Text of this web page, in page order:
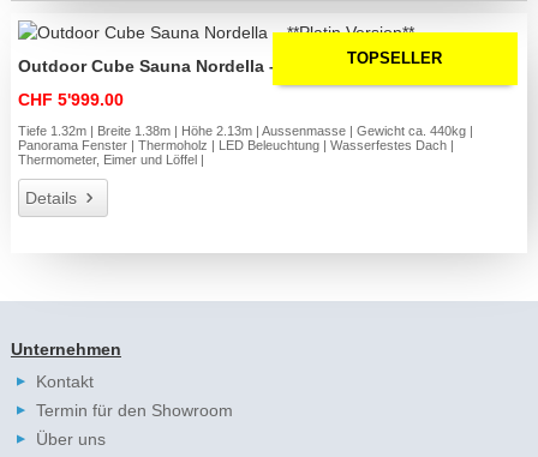
TOPSELLER
Outdoor Cube Sauna Nordella – **Platin Version**
CHF 5'999.00
Tiefe 1.32m | Breite 1.38m | Höhe 2.13m | Aussenmasse | Gewicht ca. 440kg |
Panorama Fenster | Thermoholz | LED Beleuchtung | Wasserfestes Dach |
Thermometer, Eimer und Löffel |
Details
Unternehmen
Kontakt
Termin für den Showroom
Über uns